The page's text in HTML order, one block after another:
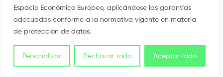
Espacio Económico Europeo, aplicándose las garantías
adecuadas conforme a la normativa vigente en materia
de protección de datos.
Personalizar Rechazar todo Aceptar todo